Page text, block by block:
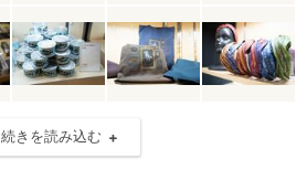
続きを読み込む